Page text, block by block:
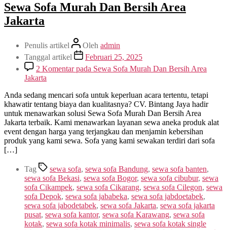
Sewa Sofa Murah Dan Bersih Area
Jakarta
Penulis artikel Oleh admin
Tanggal artikel
Februari 25, 2025
2 Komentarpada Sewa Sofa Murah Dan Bersih Area
Jakarta
Anda sedang mencari sofa untuk keperluan acara tertentu, tetapi
khawatir tentang biaya dan kualitasnya? CV. Bintang Jaya hadir
untuk menawarkan solusi Sewa Sofa Murah Dan Bersih Area
Jakarta terbaik. Kami menawarkan layanan sewa aneka produk alat
event dengan harga yang terjangkau dan menjamin kebersihan
produk yang kami sewa. Sofa yang kami sewakan terdiri dari sofa
[…]
Tag sewa sofa, sewa sofa Bandung, sewa sofa banten,
sewa sofa Bekasi, sewa sofa Bogor, sewa sofa cibubur, sewa
sofa Cikampek, sewa sofa Cikarang, sewa sofa Cilegon, sewa
sofa Depok, sewa sofa jababeka, sewa sofa jabdoetabek,
sewa sofa jabodetabek, sewa sofa Jakarta, sewa sofa jakarta
pusat, sewa sofa kantor, sewa sofa Karawang, sewa sofa
kotak, sewa sofa kotak minimalis, sewa sofa kotak single